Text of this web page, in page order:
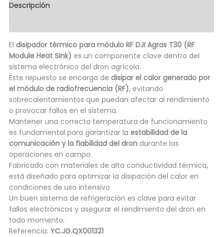
Descripción
El disipador térmico para módulo RF DJI Agras T30 (RF
Module Heat Sink) es un componente clave dentro del
sistema electrónico del dron agrícola.
Este repuesto se encarga de disipar el calor generado por
el módulo de radiofrecuencia (RF), evitando
sobrecalentamientos que puedan afectar al rendimiento
o provocar fallos en el sistema.
Mantener una correcta temperatura de funcionamiento
es fundamental para garantizar la estabilidad de la
comunicación y la fiabilidad del drondurante las
operaciones en campo.
Fabricado con materiales de alta conductividad térmica,
está diseñado para optimizar la disipación del calor en
condiciones de uso intensivo.
Un buen sistema de refrigeración es clave para evitar
fallos electrónicos y asegurar el rendimiento del dron en
todo momento.
Referencia: YC.JG.QX001321